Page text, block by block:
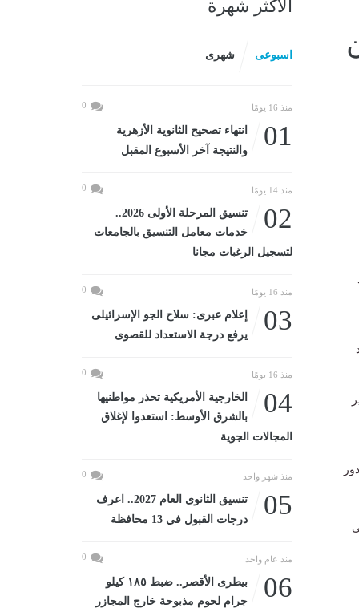
الأكثر شهرة
اسبوعى شهرى
منذ 16 يومًا 0
01
انتهاء تصحيح الثانوية الأزهرية
والنتيجة آخر الأسبوع المقبل
منذ 14 يومًا 0
02
تنسيق المرحلة الأولى 2026..
خدمات معامل التنسيق بالجامعات
لتسجيل الرغبات مجانا
منذ 16 يومًا 0
03
إعلام عبرى: سلاح الجو الإسرائيلى
يرفع درجة الاستعداد للقصوى
منذ 16 يومًا 0
04
الخارجية الأمريكية تحذر مواطنيها
بالشرق الأوسط: استعدوا لإغلاق
المجالات الجوية
منذ شهر واحد 0
05
تنسيق الثانوى العام 2027.. اعرف
درجات القبول في 13 محافظة
منذ عام واحد 0
06
بيطرى الأقصر.. ضبط ١٨٥ كيلو
جرام لحوم مذبوحة خارج المجازر